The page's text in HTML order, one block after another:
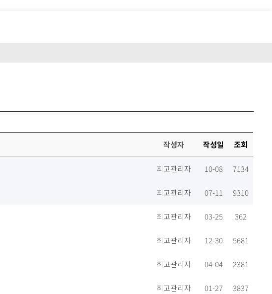
작성자 작성일 조회
최고관리자 10-08 7134
최고관리자 07-11 9310
최고관리자 03-25 362
최고관리자 12-30 5681
최고관리자 04-04 2381
최고관리자 01-27 3837